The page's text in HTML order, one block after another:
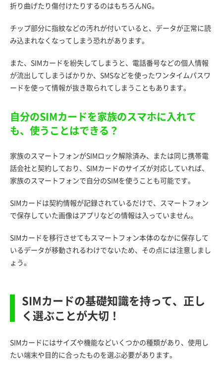
折り曲げたり傷付けたりするのはもちろんNG。
チップ部分に指紋などの汚れが付いていると、データが正常に読
み込まれなくなってしまう恐れがあります。
また、SIMカードを紛失してしまうと、電話番号などの個人情報
が流出してしまうばかりか、SMSなどを使ったワンタイムパスワ
ードを使って情報が抜き取られてしまうこともあります。
自分のSIMカードを家族のスマホに入れて
も、使うことはできる？
家族のスマートフォンがSIMロック解除済み、または同じ携帯電
話会社と契約しており、SIMカードのサイズが対応していれば、
家族のスマートフォンで自分のSIMを使うことも可能です。
SIMカードは契約情報が記録されているだけで、スマートフォン
で保存していた画像はアプリなどの情報は入っていません。
SIMカードを移行させてもスマートフォン本体のなかに保存して
いるデータが移動されるわけでないため、その点には注意しまし
ょう。
SIMカードの基礎知識を持って、正し
く選ぶことが大切！
SIMカードにはサイズや機能などいくつかの種類があり、使用し
たい端末や目的に合ったものを選ぶ必要があります。